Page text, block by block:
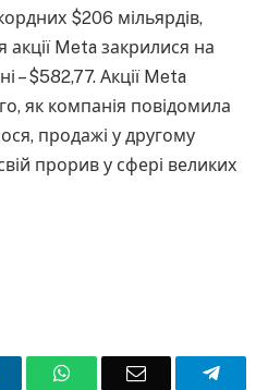
$206 мільярдів,
Meta закрилися на
– $582,77. Акції Meta
як компанія повідомила
продажі у другому
прорив у сфері великих
WhatsAppEmail